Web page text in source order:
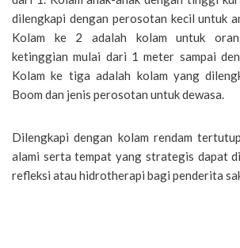
dilengkapi dengan perosotan kecil untuk
Kolam ke 2 adalah kolam untuk
ketinggian mulai dari 1 meter sampai
Kolam ke tiga adalah kolam yang
Boom dan jenis perosotan untuk dewasa.
Dilengkapi dengan kolam rendam
alami serta tempat yang strategis dapat
refleksi atau hidrotherapi bagi penderita